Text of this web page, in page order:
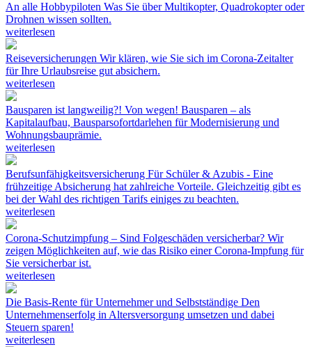
An alle Hobbypiloten Was Sie über Multikopter, Quadrokopter oder
Drohnen wissen sollten.
weiterlesen
Reiseversicherungen Wir klären, wie Sie sich im Corona-Zeitalter
für Ihre Urlaubsreise gut absichern.
weiterlesen
Bausparen ist langweilig?! Von wegen! Bausparen – als
Kapitalaufbau, Bausparsofortdarlehen für Modernisierung und
Wohnungsbauprämie.
weiterlesen
Berufsunfähigkeitsversicherung Für Schüler & Azubis - Eine
frühzeitige Absicherung hat zahlreiche Vorteile. Gleichzeitig gibt es
bei der Wahl des richtigen Tarifs einiges zu beachten.
weiterlesen
Corona-Schutzimpfung – Sind Folgeschäden versicherbar? Wir
zeigen Möglichkeiten auf, wie das Risiko einer Corona-Impfung für
Sie versicherbar ist.
weiterlesen
Die Basis-Rente für Unternehmer und Selbstständige Den
Unternehmenserfolg in Altersversorgung umsetzen und dabei
Steuern sparen!
weiterlesen